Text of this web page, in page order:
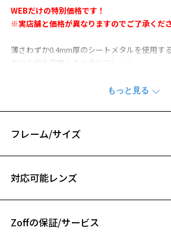
WEBだけの特別価格です！
※実店舗と価格が異なりますのでご了承くださ
薄さわずか0.4mm厚のシートメタルを使用す
かけ心地を実現したメタルフレーム。
かけるだけで目元にアクセントを付けたい時
※柄や色味の出方に個体差があり、画像と異
CLASSIC(クラシック) 特集ページをみる
フレーム/サイズ
B ブリッジ(鼻部分)の横幅：19mm
対応可能レンズ
Zoffの保証/サービス